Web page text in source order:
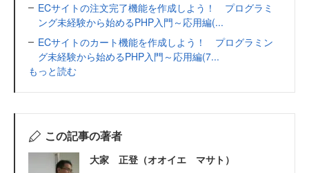
ECサイトの注文完了機能を作成しよう！ プログラミ
ング未経験から始めるPHP入門～応用編(...
ECサイトのカート機能を作成しよう！ プログラミン
グ未経験から始めるPHP入門～応用編(7...
もっと読む
この記事の著者
大家 正登（オオイエ マサト）